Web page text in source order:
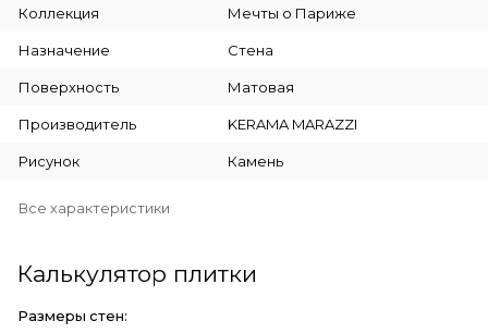
Коллекция Мечты о Париже
Назначение Стена
Поверхность Матовая
Производитель KERAMA MARAZZI
Рисунок Камень
Все характеристики
Калькулятор плитки
Размеры стен: